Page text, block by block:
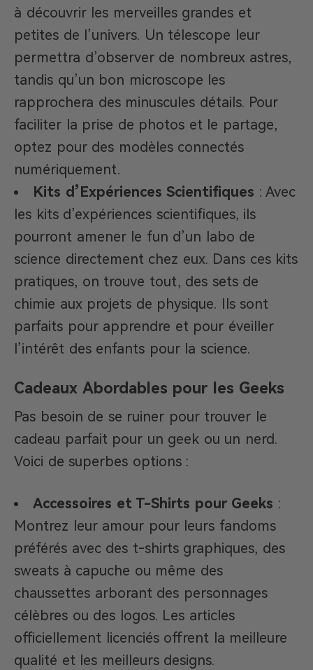
à découvrir les merveilles grandes et
petites de l’univers. Un télescope leur
permettra d’observer de nombreux astres,
tandis qu’un bon microscope les
rapprochera des minuscules détails. Pour
faciliter la prise de photos et le partage,
optez pour des modèles connectés
numériquement.
Kits d’Expériences Scientifiques : Avec
les kits d’expériences scientifiques, ils
pourront amener le fun d’un labo de
science directement chez eux. Dans ces kits
pratiques, on trouve tout, des sets de
chimie aux projets de physique. Ils sont
parfaits pour apprendre et pour éveiller
l’intérêt des enfants pour la science.
Cadeaux Abordables pour les Geeks
Pas besoin de se ruiner pour trouver le
cadeau parfait pour un geek ou un nerd.
Voici de superbes options :
Accessoires et T-Shirts pour Geeks :
Montrez leur amour pour leurs fandoms
préférés avec des t-shirts graphiques, des
sweats à capuche ou même des
chaussettes arborant des personnages
célèbres ou des logos. Les articles
officiellement licenciés offrent la meilleure
qualité et les meilleurs designs.